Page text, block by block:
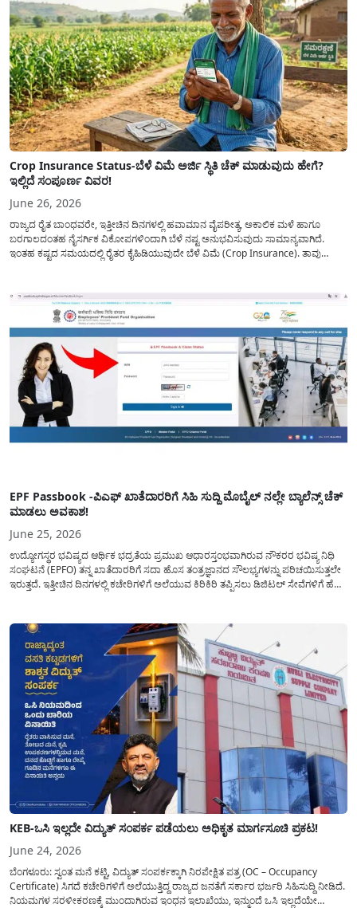
Crop Insurance Status-ಬೆಳೆ ವಿಮೆ ಅರ್ಜಿ ಸ್ಥಿತಿ ಚೆಕ್ ಮಾಡುವುದು ಹೇಗೆ?
ಇಲ್ಲಿದೆ ಸಂಪೂರ್ಣ ವಿವರ!
June 26, 2026
ರಾಜ್ಯದ ರೈತ ಬಾಂಧವರೇ, ಇತ್ತೀಚಿನ ದಿನಗಳಲ್ಲಿ ಹವಾಮಾನ ವೈಪರೀತ್ಯ, ಅಕಾಲಿಕ ಮಳೆ ಹಾಗೂ
ಬರಗಾಲದಂತಹ ನೈಸರ್ಗಿಕ ವಿಕೋಪಗಳಿಂದಾಗಿ ಬೆಳೆ ನಷ್ಟ ಅನುಭವಿಸುವುದು ಸಾಮಾನ್ಯವಾಗಿದೆ.
ಇಂತಹ ಕಷ್ಟದ ಸಮಯದಲ್ಲಿ ರೈತರ ಕೈಹಿಡಿಯುವುದೇ ಬೆಳೆ ವಿಮೆ (Crop Insurance). ತಾವು
EPF Passbook -ಪಿಎಫ್ ಖಾತೆದಾರರಿಗೆ ಸಿಹಿ ಸುದ್ದಿ ಮೊಬೈಲ್ ನಲ್ಲೇ ಬ್ಯಾಲೆನ್ಸ್ ಚೆಕ್
ಮಾಡಲು ಅವಕಾಶ!
June 25, 2026
ಉದ್ಯೋಗಸ್ಥರ ಭವಿಷ್ಯದ ಆರ್ಥಿಕ ಭದ್ರತೆಯ ಪ್ರಮುಖ ಆಧಾರಸ್ತಂಭವಾಗಿರುವ ನೌಕರರ ಭವಿಷ್ಯ ನಿಧಿ
ಸಂಘಟನೆ (EPFO) ತನ್ನ ಖಾತೆದಾರರಿಗೆ ಸದಾ ಹೊಸ ತಂತ್ರಜ್ಞಾನದ ಸೌಲಭ್ಯಗಳನ್ನು ಪರಿಚಯಿಸುತ್ತಲೇ
ಇರುತ್ತದೆ. ಇತ್ತೀಚಿನ ದಿನಗಳಲ್ಲಿ ಕಚೇರಿಗಳಿಗೆ ಅಲೆಯುವ ಕಿರಿಕಿರಿ ತಪ್ಪಿಸಲು ಡಿಜಿಟಲ್ ಸೇವೆಗಳಿಗೆ ಹೆಚ್ಚಿನ
KEB-ಒಸಿ ಇಲ್ಲದೇ ವಿದ್ಯುತ್ ಸಂಪರ್ಕ ಪಡೆಯಲು ಅಧಿಕೃತ ಮಾರ್ಗಸೂಚಿ ಪ್ರಕಟ!
June 24, 2026
ಬೆಂಗಳೂರು: ಸ್ವಂತ ಮನೆ ಕಟ್ಟಿ, ವಿದ್ಯುತ್ ಸಂಪರ್ಕಕ್ಕಾಗಿ ನಿರಪೇಕ್ಷಿತ ಪತ್ರ (OC – Occupancy
Certificate) ಸಿಗದೆ ಕಚೇರಿಗಳಿಗೆ ಅಲೆಯುತ್ತಿದ್ದ ರಾಜ್ಯದ ಜನತೆಗೆ ಸರ್ಕಾರ ಭರ್ಜರಿ ಸಿಹಿಸುದ್ದಿ ನೀಡಿದೆ.
ನಿಯಮಗಳ ಸರಳೀಕರಣಕ್ಕೆ ಮುಂದಾಗಿರುವ ಇಂಧನ ಇಲಾಖೆಯು, ಇನ್ಮುಂದೆ ಒಸಿ ಇಲ್ಲದೆಯೇ